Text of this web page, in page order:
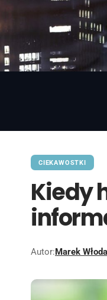
CIEKAWOSTKI
Kiedy
Autor:Marek